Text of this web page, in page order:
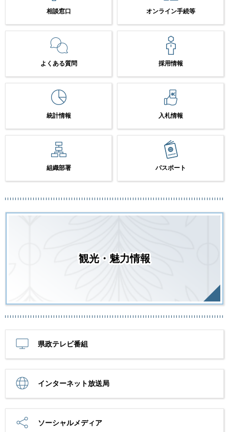
相談窓口 オンライン手続等
よくある質問 採用情報
統計情報 入札情報
組織部署 パスポート
観光・魅力情報
県政テレビ番組
インターネット放送局
ソーシャルメディア